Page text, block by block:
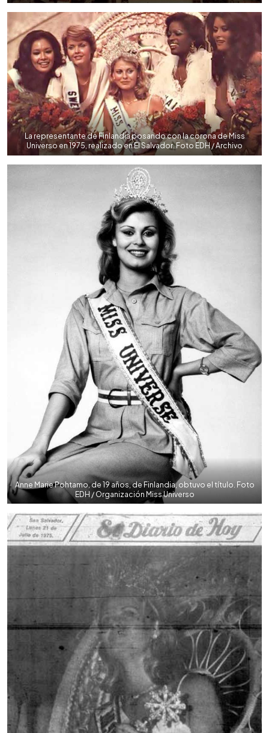
La representante de Finlandia posando con la corona de Miss
Universo en 1975, realizado en El Salvador. Foto EDH / Archivo
Anne Marie Pohtamo, de 19 años, de Finlandia, obtuvo el título. Foto
EDH / Organización Miss Universo